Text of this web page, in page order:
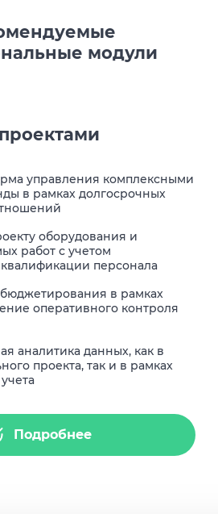
модули
управления комплексными
в рамках долгосрочных
оборудования и
работ с учетом
персонала
в рамках
оперативного контроля
аналитика данных, как в
проекта, так и в рамках
Подробнее